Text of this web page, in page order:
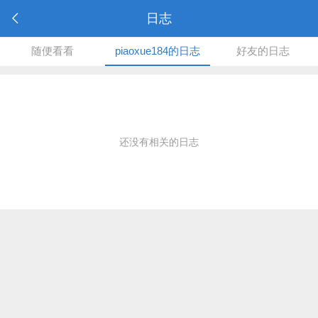
日志
随便看看 piaoxue184的日志 好友的日志
还没有相关的日志